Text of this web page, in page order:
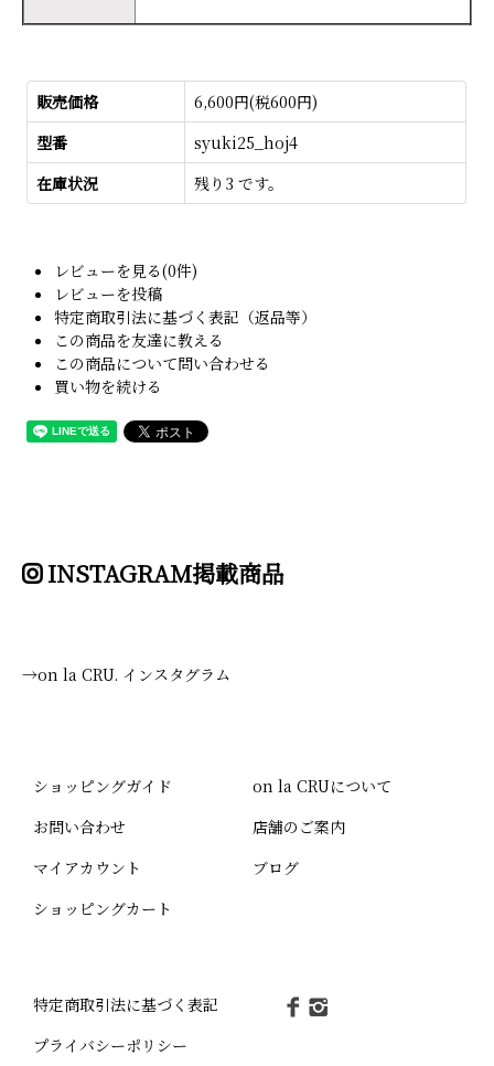
販売価格
6,600円(税600円)
型番
syuki25_hoj4
在庫状況
残り3 です。
レビューを見る(0件)
レビューを投稿
特定商取引法に基づく表記（返品等）
この商品を友達に教える
この商品について問い合わせる
買い物を続ける
INSTAGRAM掲載商品
→on la CRU. インスタグラム
ショッピングガイド
お問い合わせ
マイアカウント
ショッピングカート
on la CRUについて
店舗のご案内
ブログ
特定商取引法に基づく表記
プライバシーポリシー